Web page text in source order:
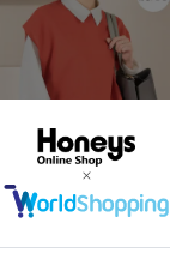
￥3,980 税込